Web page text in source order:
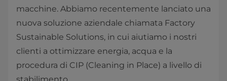
macchine. Abbiamo recentemente lanciato una
nuova soluzione aziendale chiamata Factory
Sustainable Solutions, in cui aiutiamo i nostri
clienti a ottimizzare energia, acqua e la
procedura di CIP (Cleaning in Place) a livello di